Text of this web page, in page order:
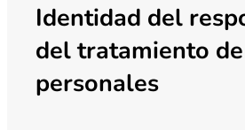
Identidad del
del tratamiento
personales